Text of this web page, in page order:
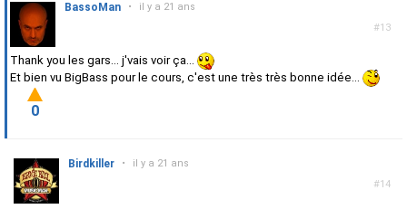
#13
BassoMan • il y a 21 ans
Thank you les gars... j'vais voir ça...
Et bien vu BigBass pour le cours, c'est une très très bonne idée...
0
#14
Birdkiller • il y a 21 ans